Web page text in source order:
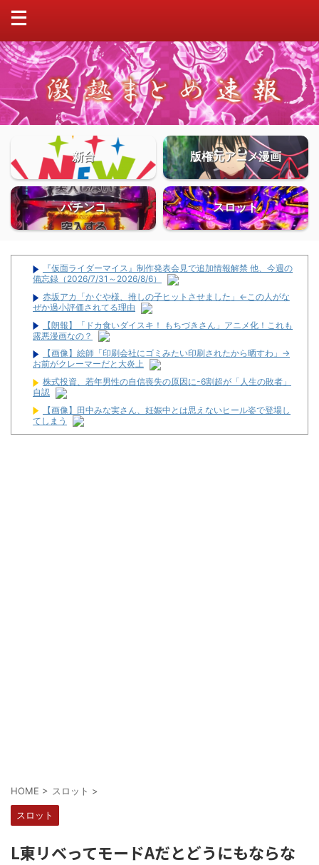
新台 版権元アニメ漫画
パチンコ スロット
『仮面ライダーマイス』制作発表会見で追加情報解禁 他、今週の
備忘録（2026/7/31～2026/8/6）
赤坂アカ「かぐや様、推しの子ヒットさせました」←この人がな
ぜか過小評価されてる理由
【朗報】「ドカ食いダイスキ！ もちづきさん」アニメ化！これも
露悪漫画なの？
【画像】絵師「印刷会社にゴミみたい印刷されたから晒すわ」→
お前がクレーマーだと大炎上
株式投資、若年男性の自信喪失の原因に-6割超が「人生の敗者」
自認
【画像】田中みな実さん、妊娠中とは思えないヒール姿で登場し
てしまう
【アークナイツ】Gift+シリーズ「純燼エイヤフィヤトラ それか
HOME > スロット >
スロット
L東リベってモードAだとどうにもならな